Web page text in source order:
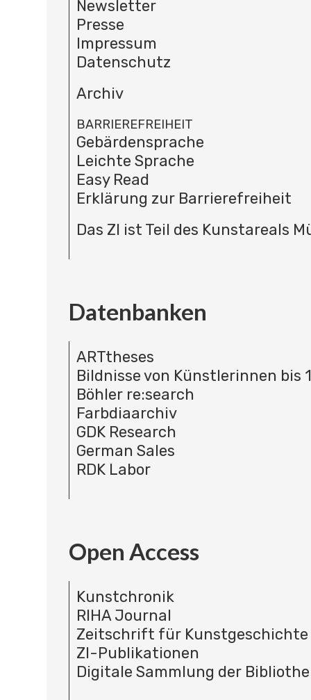
Newsletter
Presse
Impressum
Datenschutz
Archiv
BARRIEREFREIHEIT
Gebärdensprache
Leichte Sprache
Easy Read
Erklärung zur Barrierefreiheit
Das ZI ist Teil des Kunstareals
Datenbanken
ARTtheses
Bildnisse von Künstlerinnen bis
Böhler re:search
Farbdiaarchiv
GDK Research
German Sales
RDK Labor
Open Access
Kunstchronik
RIHA Journal
Zeitschrift für Kunstgeschichte
ZI-Publikationen
Digitale Sammlung der